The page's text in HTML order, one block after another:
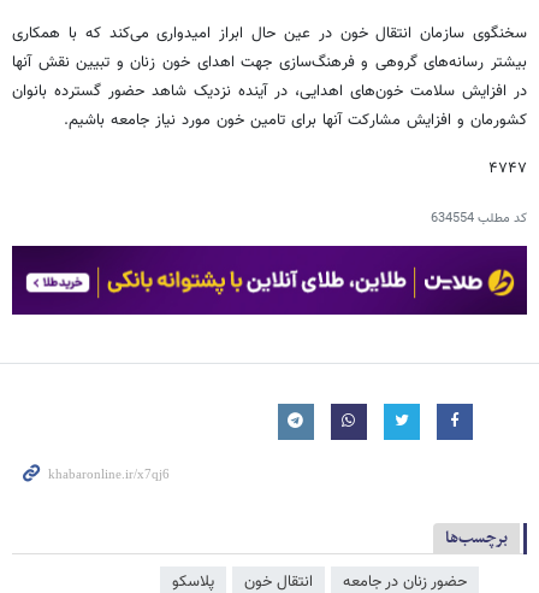
سخنگوی سازمان انتقال خون در عین حال ابراز امیدواری می‌کند که با همکاری
بیشتر رسانه‌های گروهی و فرهنگ‌سازی جهت اهدای خون زنان و تبیین نقش آنها
در افزایش سلامت خون‌های اهدایی، در آینده نزدیک شاهد حضور گسترده بانوان
کشورمان و افزایش مشارکت آنها برای تامین خون مورد نیاز جامعه باشیم.
۴۷۴۷
کد مطلب634554
برچسب‌ها
حضور زنان در جامعه انتقال خون پلاسکو